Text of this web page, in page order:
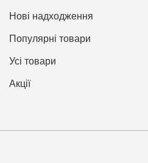
Нові надходження
Популярні товари
Усі товари
Акції